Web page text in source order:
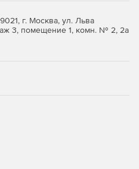
систему с любого
в Интернет.
удаленного
с Windows NT Domain
об аутентификации,
поступают и на сервер
г. Москва, ул. Льва
3, помещение 1, комн. № 2, 2а